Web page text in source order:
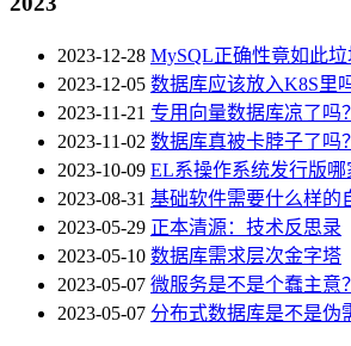
2023-12-28 MySQL正确性竟如此垃
2023-12-05 数据库应该放入K8S里
2023-11-21 专用向量数据库凉了吗？
2023-11-02 数据库真被卡脖子了吗？
2023-10-09 EL系操作系统发行版哪
2023-08-31 基础软件需要什么样的
2023-05-29 正本清源：技术反思录
2023-05-10 数据库需求层次金字塔
2023-05-07 微服务是不是个蠢主意？
2023-05-07 分布式数据库是不是伪